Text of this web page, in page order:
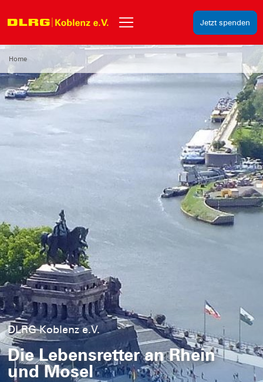
Jetzt spenden
Home
DLRG Koblenz e.V.
Die Lebensretter an Rhein
und Mosel